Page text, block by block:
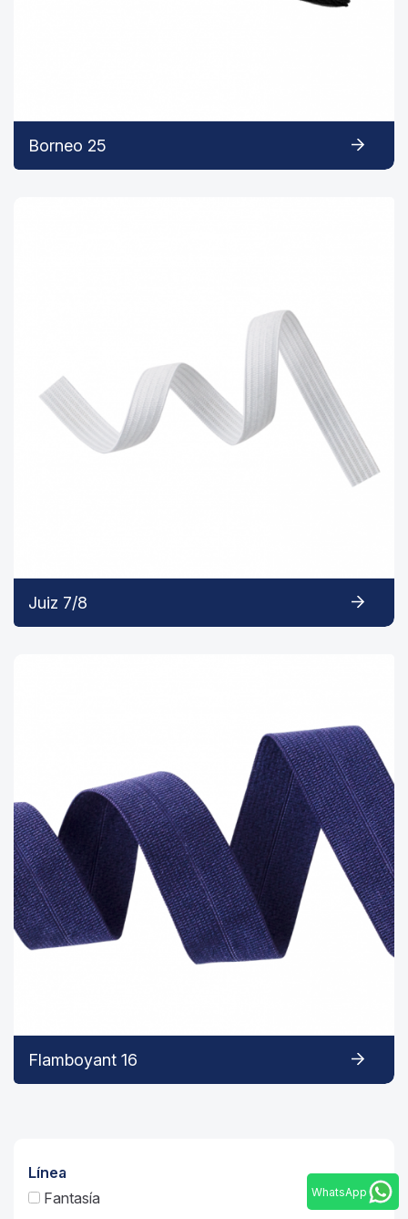
Borneo 25
Juiz 7/8
Flamboyant 16
Línea
Fantasía
WhatsApp